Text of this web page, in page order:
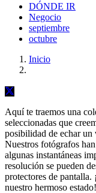
DÓNDE IR
Negocio
septiembre
octubre
Inicio
Aquí te traemos una
seleccionadas que
posibilidad de echar un
Nuestros fotógrafos
algunas instantáneas
resolución se pueden
protectores de pantalla.
nuestro hermoso estado!